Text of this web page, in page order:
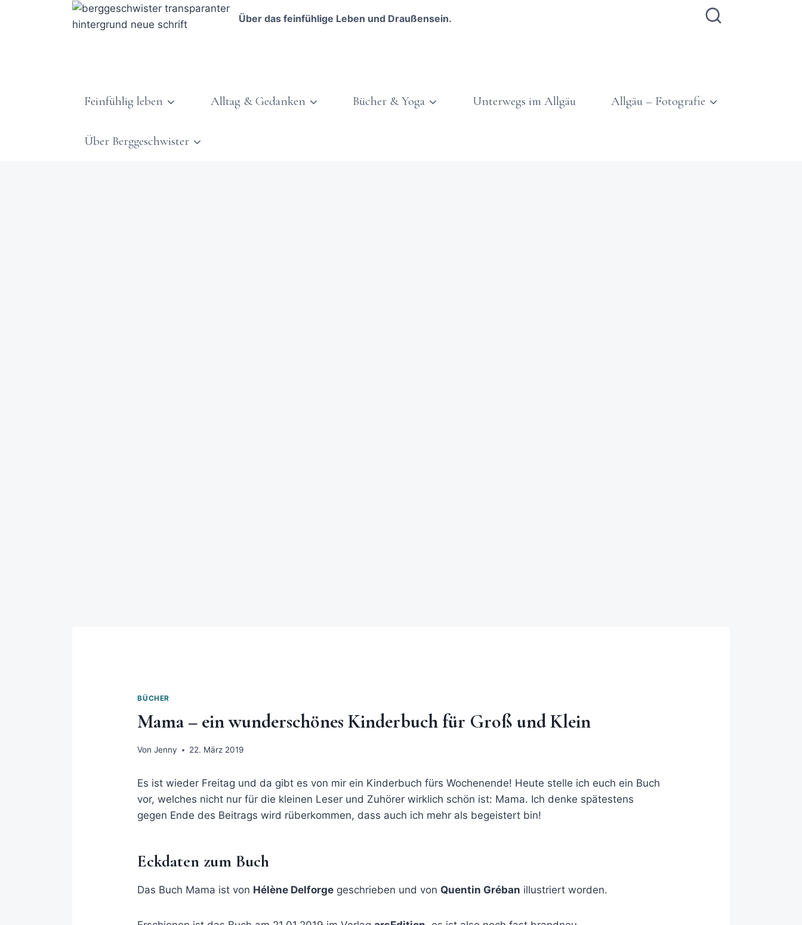
Über das feinfühlige Leben und Draußensein.
Feinfühlig leben Alltag & Gedanken Bücher & Yoga Unterwegs im Allgäu Allgäu – Fotografie
Über Berggeschwister
BÜCHER
Mama – ein wunderschönes Kinderbuch für Groß und Klein
Von Jenny 22. März 2019
Es ist wieder Freitag und da gibt es von mir ein Kinderbuch fürs Wochenende! Heute stelle ich euch ein Buch
vor, welches nicht nur für die kleinen Leser und Zuhörer wirklich schön ist: Mama. Ich denke spätestens
gegen Ende des Beitrags wird rüberkommen, dass auch ich mehr als begeistert bin!
Eckdaten zum Buch
Das Buch Mama ist von Hélène Delforge geschrieben und von Quentin Gréban illustriert worden.